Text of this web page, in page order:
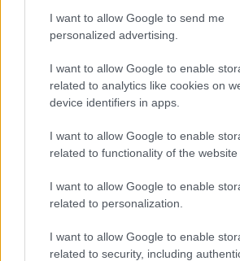
I want to allow Google to send me
personalized advertising.
I want to allow Google to enable
related to analytics like cookies on
device identifiers in apps.
I want to allow Google to enable
related to functionality of the website
I want to allow Google to enable
related to personalization.
I want to allow Google to enable
related to security, including